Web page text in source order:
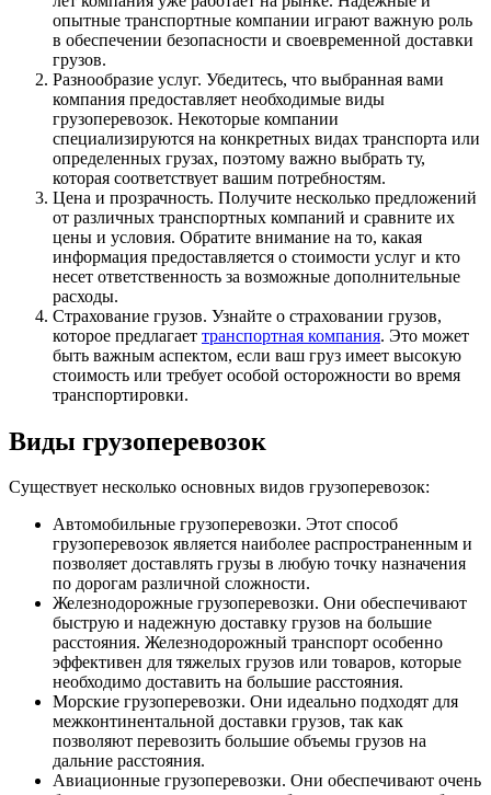
опытные транспортные компании играют важную роль
в обеспечении безопасности и своевременной доставки
грузов.
Разнообразие услуг. Убедитесь, что выбранная вами
компания предоставляет необходимые виды
грузоперевозок. Некоторые компании
специализируются на конкретных видах транспорта или
определенных грузах, поэтому важно выбрать ту,
которая соответствует вашим потребностям.
Цена и прозрачность. Получите несколько предложений
от различных транспортных компаний и сравните их
цены и условия. Обратите внимание на то, какая
информация предоставляется о стоимости услуг и кто
несет ответственность за возможные дополнительные
расходы.
Страхование грузов. Узнайте о страховании грузов,
которое предлагает транспортная компания. Это может
быть важным аспектом, если ваш груз имеет высокую
стоимость или требует особой осторожности во время
транспортировки.
Виды грузоперевозок
Существует несколько основных видов грузоперевозок:
Автомобильные грузоперевозки. Этот способ
грузоперевозок является наиболее распространенным и
позволяет доставлять грузы в любую точку назначения
по дорогам различной сложности.
Железнодорожные грузоперевозки. Они обеспечивают
быструю и надежную доставку грузов на большие
расстояния. Железнодорожный транспорт особенно
эффективен для тяжелых грузов или товаров, которые
необходимо доставить на большие расстояния.
Морские грузоперевозки. Они идеально подходят для
межконтинентальной доставки грузов, так как
позволяют перевозить большие объемы грузов на
дальние расстояния.
Авиационные грузоперевозки. Они обеспечивают очень